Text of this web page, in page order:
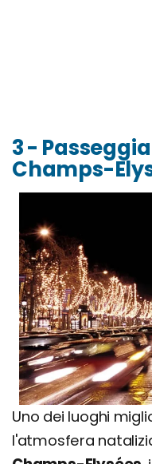
3 -
Champs-
Uno dei luoghi
l'atmosfera